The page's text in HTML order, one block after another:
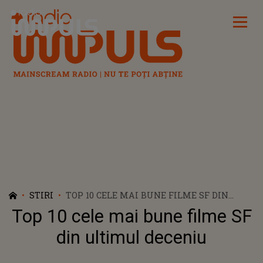
Radio Impuls
STIRI
TOP 10 CELE MAI BUNE FILME SF DIN
ULTIMUL DECENIU
Top 10 cele mai bune filme SF
din ultimul deceniu